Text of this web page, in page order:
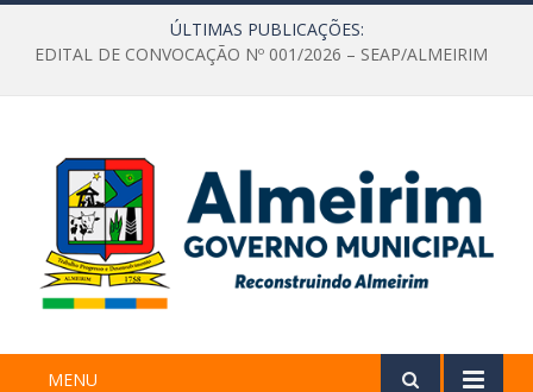
ÚLTIMAS PUBLICAÇÕES:
EDITAL DE CONVOCAÇÃO Nº 001/2026 – SEAP/ALMEIRIM
MENU